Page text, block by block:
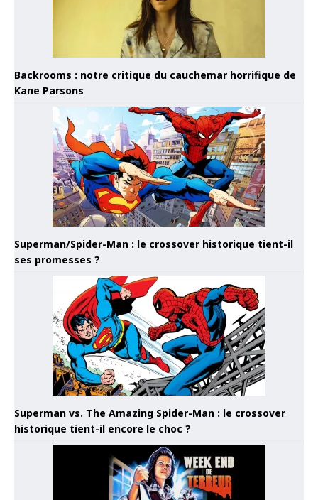
Backrooms : notre critique du cauchemar horrifique de
Kane Parsons
Superman/Spider-Man : le crossover historique tient-il
ses promesses ?
Superman vs. The Amazing Spider-Man : le crossover
historique tient-il encore le choc ?